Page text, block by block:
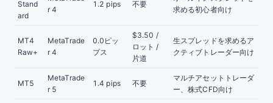
Stand
ard
r 4
1.2 pips 不要
求める初心者向け
MT4
Raw+
MetaTrade
r 4
0.0ピッ
プス
$3.50 /
ロット /
片道
生スプレッドを求めるア
クティブトレーダー向け
MT5
MetaTrade
r 5
1.4 pips 不要
マルチアセットトレーダ
ー、株式CFD向け